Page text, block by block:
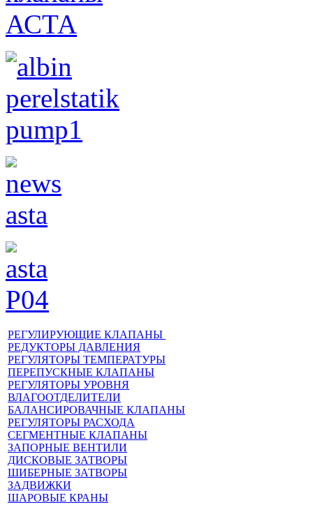
РЕГУЛИРУЮЩИЕ КЛАПАНЫ
РЕДУКТОРЫ ДАВЛЕНИЯ
РЕГУЛЯТОРЫ ТЕМПЕРАТУРЫ
ПЕРЕПУСКНЫЕ КЛАПАНЫ
РЕГУЛЯТОРЫ УРОВНЯ
ВЛАГООТДЕЛИТЕЛИ
БАЛАНСИРОВАЧНЫЕ КЛАПАНЫ
РЕГУЛЯТОРЫ РАСХОДА
СЕГМЕНТНЫЕ КЛАПАНЫ
ЗАПОРНЫЕ ВЕНТИЛИ
ДИСКОВЫЕ ЗАТВОРЫ
ШИБЕРНЫЕ ЗАТВОРЫ
ЗАДВИЖКИ
ШАРОВЫЕ КРАНЫ